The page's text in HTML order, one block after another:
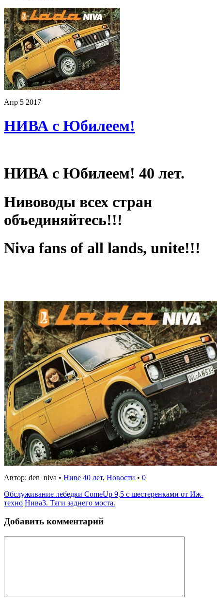
Апр 5 2017
НИВА с Юбилеем!
НИВА с Юбилеем! 40 лет.
Нивоводы всех стран
объединяйтесь!!!
Niva fans of all lands, unite!!!
Автор: den_niva • Ниве 40 лет, Новости • 0
Обслуживание лебедки ComeUp 9,5 с шестеренками от Иж-
техно Нива3. Тяги заднего моста.
Добавить комментарий